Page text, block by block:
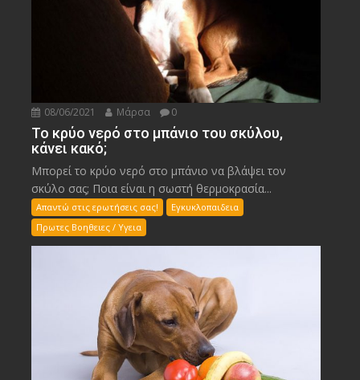
08/06/2021 Μάρσα 0
Το κρύο νερό στο μπάνιο του σκύλου,
κάνει κακό;
Μπορεί το κρύο νερό στο μπάνιο να βλάψει τον
σκύλο σας; Ποια είναι η σωστή θερμοκρασία...
Απαντώ στις ερωτήσεις σας!
Εγκυκλοπαιδεια
Πρωτες Βοηθειες / Υγεια